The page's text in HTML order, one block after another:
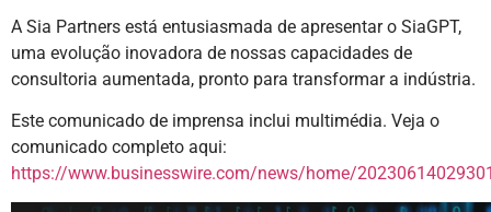
A Sia Partners está entusiasmada de apresentar o SiaGPT,
uma evolução inovadora de nossas capacidades de
consultoria aumentada, pronto para transformar a indústria.
Este comunicado de imprensa inclui multimédia. Veja o
comunicado completo aqui:
https://www.businesswire.com/news/home/